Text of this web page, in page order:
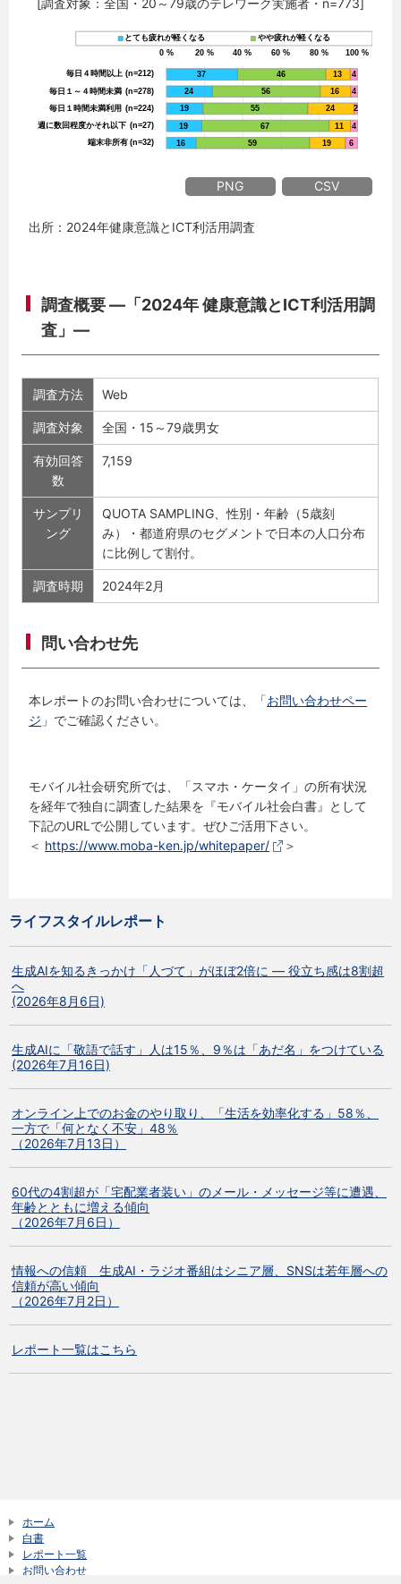
PNG CSV
出所：2024年健康意識とICT利活用調査
調査概要 ―「2024年 健康意識とICT利活用調
査」―
調査方法 Web
調査対象 全国・15～79歳男女
有効回答
数
7,159
サンプリ
ング
QUOTA SAMPLING、性別・年齢（5歳刻
み）・都道府県のセグメントで日本の人口分布
に比例して割付。
調査時期 2024年2月
問い合わせ先
本レポートのお問い合わせについては、「お問い合わせペー
ジ 」でご確認ください。
モバイル社会研究所では、「スマホ・ケータイ」の所有状況
を経年で独自に調査した結果を『モバイル社会白書』として
下記のURLで公開しています。ぜひご活用下さい。
＜ https://www.moba-ken.jp/whitepaper/ ＞
ライフスタイルレポート
生成AIを知るきっかけ「人づて」がほぼ2倍に ― 役立ち感は8割超
へ
(2026年8月6日)
生成AIに「敬語で話す」人は15％、9％は「あだ名」をつけている
(2026年7月16日)
オンライン上でのお金のやり取り、「生活を効率化する」58％、
一方で「何となく不安」48％
（2026年7月13日）
60代の4割超が「宅配業者装い」のメール・メッセージ等に遭遇、
年齢とともに増える傾向
（2026年7月6日）
情報への信頼 生成AI・ラジオ番組はシニア層、SNSは若年層への
信頼が高い傾向
（2026年7月2日）
レポート一覧はこちら
ホーム
白書
レポート一覧
お問い合わせ